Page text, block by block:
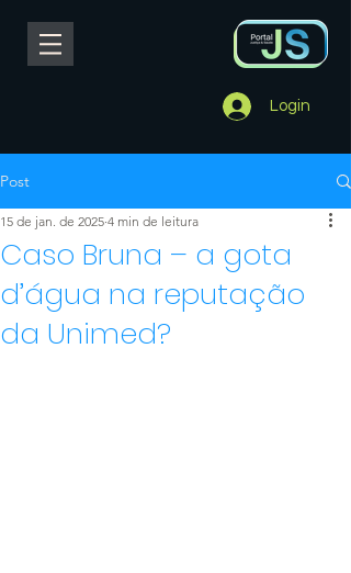
Login
Post
Caso Bruna – a gota
d’água na reputação
da Unimed?
15 de jan. de 2025 4 min de leitura